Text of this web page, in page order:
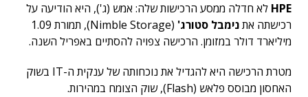
HPE לא חדלה ממסע הרכישות שלה: אמש (ג'), היא הודיעה על
רכישתה אתנימבל סטורג'
(Nimble Storage), תמורת 1.09
מיליארד דולר במזומן. הרכישה צפויה להסתיים באפריל השנה.
מטרת הרכישה היא להגדיל את נוכחותה של ענקית ה-IT בשוק
האחסון מבוסס פלאש (Flash), שוק הצומח במהירות.